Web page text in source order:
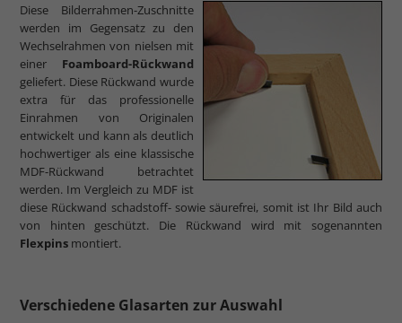
Diese Bilderrahmen-Zuschnitte
werden im Gegensatz zu den
Wechselrahmen von nielsen mit
einer Foamboard-Rückwand
geliefert. Diese Rückwand wurde
extra für das professionelle
Einrahmen von Originalen
entwickelt und kann als deutlich
hochwertiger als eine klassische
MDF-Rückwand betrachtet
werden. Im Vergleich zu MDF ist
diese Rückwand schadstoff- sowie säurefrei, somit ist Ihr Bild auch
von hinten geschützt. Die Rückwand wird mit sogenannten
Flexpins montiert.
Verschiedene Glasarten zur Auswahl